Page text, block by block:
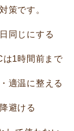
策です。
同じにする
は1時間前まで
適温に整える
避ける